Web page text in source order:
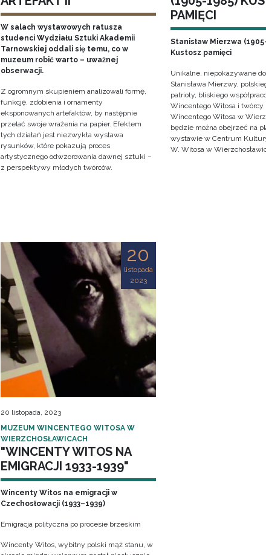
W salach wystawowych ratusza
studenci Wydziału Sztuki Akademii
Tarnowskiej oddali się temu, co w
muzeum robić warto – uważnej
obserwacji.
Z ogromnym skupieniem analizowali formę,
funkcję, zdobienia i ornamenty
eksponowanych artefaktów, by następnie
przelać swoje wrażenia na papier. Efektem
tych działań jest niezwykła wystawa
rysunków, które pokazują proces
artystycznego odwzorowania dawnej sztuki –
z perspektywy młodych twórców.
PAMIĘCI
Stanisław Mierzwa
Kustosz pamięci
Unikalne, niepokazywane
Stanisława Mierzwy,
patrioty, bliskiego
Wincentego Witosa i
Wincentego Witosa w
będzie można obejrzeć na
wystawie w Centrum
W. Witosa w
20
listopada
2023
20 listopada, 2023
MUZEUM WINCENTEGO WITOSA W
WIERZCHOSŁAWICACH
"WINCENTY WITOS NA
EMIGRACJI 1933-1939"
Wincenty Witos na emigracji w
Czechosłowacji (1933–1939)
Emigracja polityczna po procesie brzeskim
Wincenty Witos, wybitny polski mąż stanu, w